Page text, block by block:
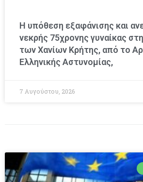
Η υπόθεση εξαφάνισης και
νεκρής 75χρονης γυναίκας
των Χανίων Κρήτης, από το
Ελληνικής Αστυνομίας,
7 Αυγούστου, 2026